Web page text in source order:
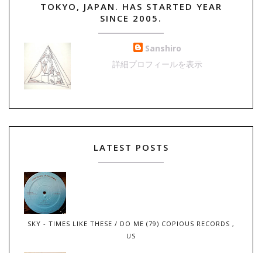
TOKYO, JAPAN. HAS STARTED YEAR
SINCE 2005.
Sanshiro
詳細プロフィールを表示
LATEST POSTS
SKY - TIMES LIKE THESE / DO ME (79) COPIOUS RECORDS ,
US